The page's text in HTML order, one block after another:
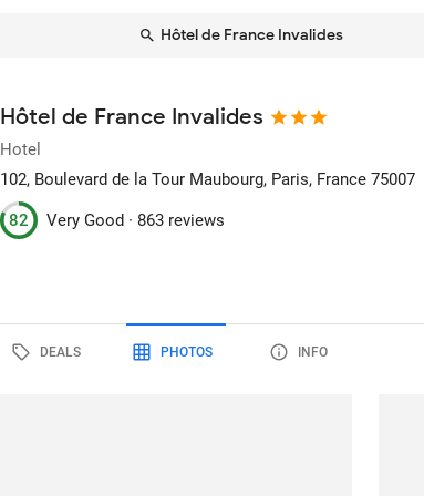
Hôtel de France Invalides
Hôtel de France Invalides
Hotel
102, Boulevard de la Tour Maubourg, Paris, France 75007
82 Very Good · 863 reviews
DEALS PHOTOS INFO